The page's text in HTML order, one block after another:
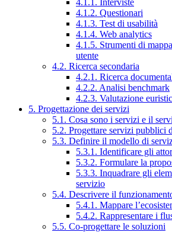
4.1.2. Questionari
4.1.3. Test di usabilità
4.1.4. Web analytics
4.1.5. Strumenti di
utente
4.2. Ricerca secondaria
4.2.1. Ricerca
4.2.2. Analisi benchmark
4.2.3. Valutazione
5. Progettazione dei servizi
5.1. Cosa sono i servizi e il
5.2. Progettare servizi pubblici
5.3. Definire il modello di
5.3.1. Identificare gli
5.3.2. Formulare la
5.3.3. Inquadrare gli
servizio
5.4. Descrivere il
5.4.1. Mappare
5.4.2. Rappresentare i
5.5. Co-progettare le soluzioni